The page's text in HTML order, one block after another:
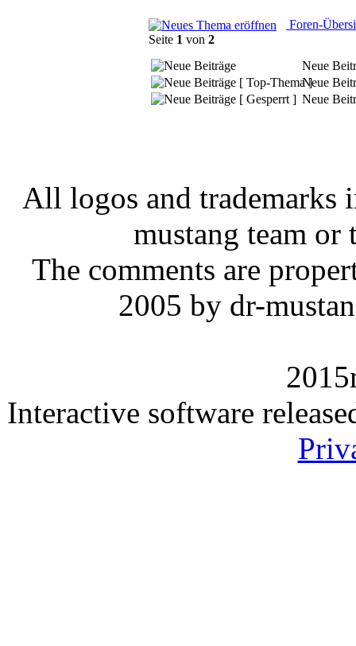
Foren-
Seite 1 von 2
Neue
Neue
Neue
All logos and trademarks
mustang team or
The comments are
2005 by dr-
Interactive software